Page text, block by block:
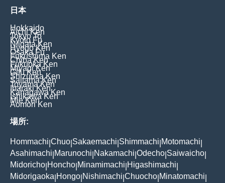
日本
Hokkaido
Aichi Ken
Tokyo To
Kyoto Fu
Niigata Ken
Hyogo Ken
Osaka Fu
Fukushima Ken
Chiba Ken
Fukuoka Ken
Miyagi Ken
Gifu Ken
Shizuoka Ken
Saitama Ken
Toyama Ken
Ibaraki Ken
Kanagawa Ken
Ishikawa Ken
Mie Ken
Aomori Ken
場所:
Hommachi Chuo Sakaemachi Shimmachi Motomachi
Asahimachi Marunochi Nakamachi Odecho Saiwaicho
Midoricho Honcho Minamimachi Higashimachi
Midorigaoka Hongo Nishimachi Chuocho Minatomachi